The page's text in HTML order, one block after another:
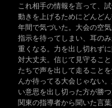
これ相手の情報を言って、
動きを上げるためにどんど
年間で気づいた。大会の空
指示を待ってしまい、耳の
重くなる。力を出し切れず
対大丈夫。信じて見守るこ
たちで声を出して走ること
んか待ってる大会じゃない
い意思を出し切った方が勝
関東の指導者から聞いた言